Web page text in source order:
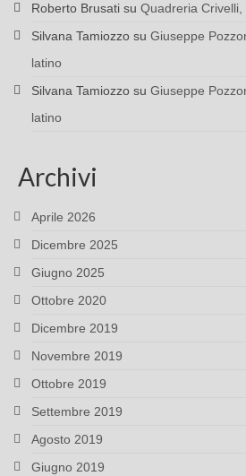
Roberto Brusati su Quadreria Crivelli,
Silvana Tamiozzo su Giuseppe
latino
Silvana Tamiozzo su Giuseppe
latino
Archivi
Aprile 2026
Dicembre 2025
Giugno 2025
Ottobre 2020
Dicembre 2019
Novembre 2019
Ottobre 2019
Settembre 2019
Agosto 2019
Giugno 2019